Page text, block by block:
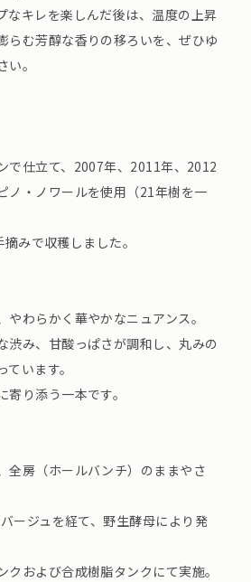
なキレを楽しんだ後は、温度の上昇
らむ芳醇な香りの移ろいを、ぜひゆ
。
で仕立て、2007年、2011年、2012
ノ・ノワールを使用（21年樹を一
みで収穫しました。
わらかく華やかなニュアンス。
渋み、甘酸っぱさが調和し、丸みの
います。
り添う一本です。
全房（ホールバンチ）のままやさ
ージュを経て、野生酵母により発
クおよび合成樹脂タンクにて実施。